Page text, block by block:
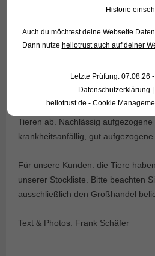
dort nur in einem kleinen Gebiet in
westlichen Hälfte der Insel
Diamantregenbogenfische im
Tieren ab. Nachlässig aufgezogene
krankheitsanfällig, gut aufgezogene
Für unsere Kunden: die Tiere
unserer Stockliste. Bitte beachten
ausschließlich den Großhandel
Text & Photos: Frank Schäfer
Historie
Auch du möchtest deine Webseite
Dann nutze hellotrust auch auf deiner
Letzte Prüfung: 07.08.26
Datenschutzerklärung
hellotrust.de - Cookie